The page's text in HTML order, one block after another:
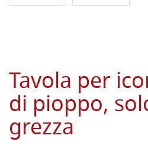
Tavola per
di pioppo,
grezza